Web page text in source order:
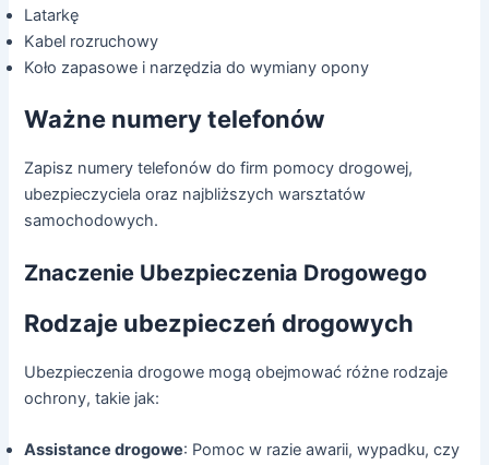
Latarkę
Kabel rozruchowy
Koło zapasowe i narzędzia do wymiany opony
Ważne numery telefonów
Zapisz numery telefonów do firm pomocy drogowej,
ubezpieczyciela oraz najbliższych warsztatów
samochodowych.
Znaczenie Ubezpieczenia Drogowego
Rodzaje ubezpieczeń drogowych
Ubezpieczenia drogowe mogą obejmować różne rodzaje
ochrony, takie jak:
Assistance drogowe: Pomoc w razie awarii, wypadku, czy